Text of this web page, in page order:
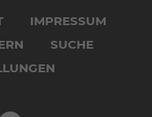
IMPRESSUM
SUCHE